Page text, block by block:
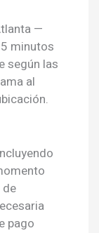
—
minutos
según las
al
pago